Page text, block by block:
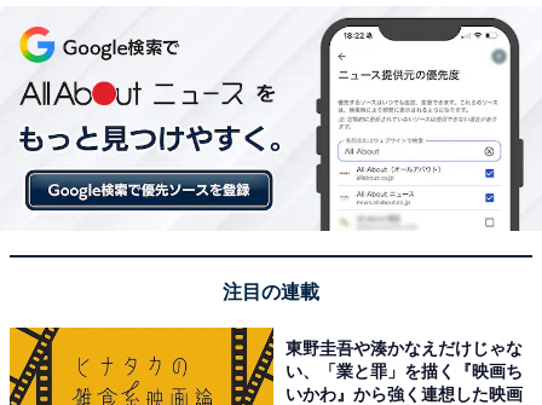
批判する側は、夜間保育を必要とする親子の存在に目を
つむっていれば「かわいそうだ」と言っているだけで済
みます。しかし、ドリームは目の前の子どもたちから目
注目の連載
東野圭吾や湊かなえだけじゃな
い、「業と罪」を描く『映画ち
いかわ』から強く連想した映画